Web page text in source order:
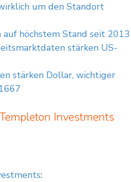
um den Standort
auf höchstem Stand seit 2013
stärken US-
stärken Dollar, wichtiger
Investments
: